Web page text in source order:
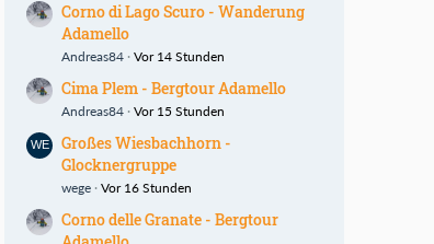
Corno di Lago Scuro - Wanderung
Adamello
Andreas84 Vor 14 Stunden
Cima Plem - Bergtour Adamello
Andreas84 Vor 15 Stunden
Großes Wiesbachhorn -
Glocknergruppe
wege Vor 16 Stunden
Corno delle Granate - Bergtour